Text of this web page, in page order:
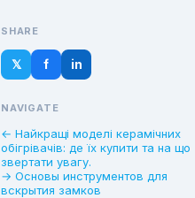
SHARE
𝕏 f in
NAVIGATE
← Найкращі моделі керамічних
обігрівачів: де їх купити та на що
звертати увагу.
→ Основы инструментов для
вскрытия замков